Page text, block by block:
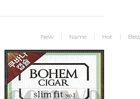
New Name Hot Best